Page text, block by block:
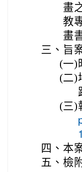
畫
教
畫
三、 旨
(一)
(二)
(三)
四、 本
五、 檢